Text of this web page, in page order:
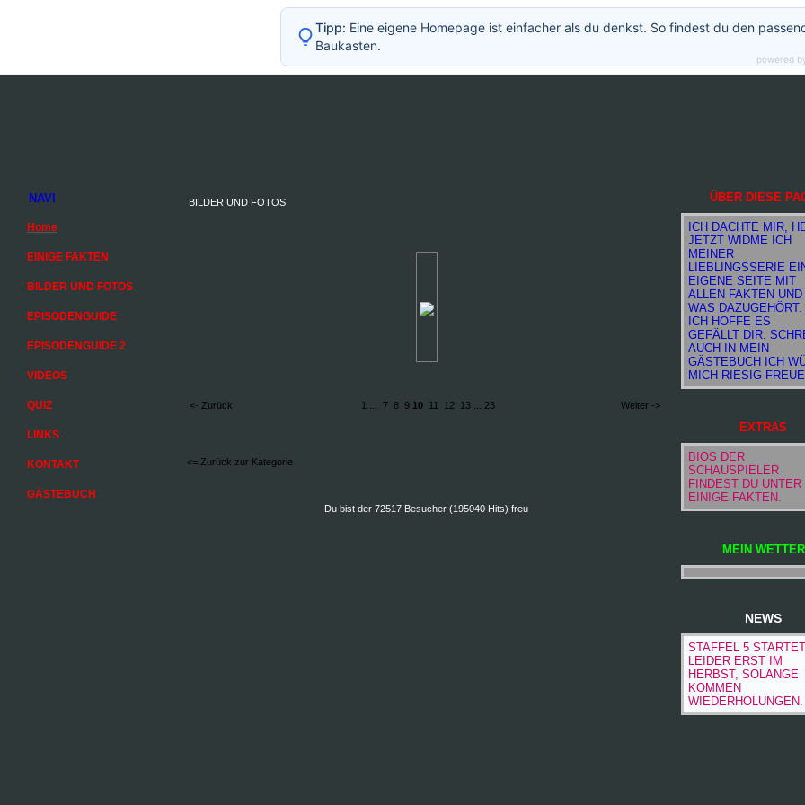
NAVI
Home
EINIGE FAKTEN
BILDER UND FOTOS
EPISODENGUIDE
EPISODENGUIDE 2
VIDEOS
QUIZ
LINKS
KONTAKT
GÄSTEBUCH
BILDER UND FOTOS
<- Zurück 1 7 8 9 10 11 12 13... 23 Weiter ->
<= Zurück zur Kategorie
Du bist der 72517 Besucher (195040 Hits) freu
ÜBER DIESE
ICH DACHTE MIR,
JETZT WIDME ICH
MEINER
LIEBLINGSSERIE
EIGENE SEITE MIT
ALLEN FAKTEN UND
WAS DAZUGEHÖRT.
ICH HOFFE ES
GEFÄLLT DIR.
AUCH IN MEIN
GÄSTEBUCH ICH
MICH RIESIG
EXTRAS
BIOS DER
SCHAUSPIELER
FINDEST DU UNTER
EINIGE FAKTEN.
MEIN WETTER
NEWS
STAFFEL 5 STARTET
LEIDER ERST IM
HERBST, SOLANGE
KOMMEN
WIEDERHOLUNGEN.
Tipp: Eine eigene Homepage ist einfacher als du denkst. So findest du den
Baukasten.
powered